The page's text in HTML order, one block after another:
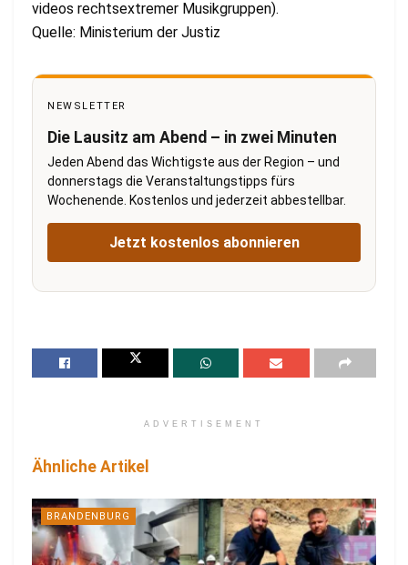
videos rechtsextremer Musikgruppen).
Quelle: Ministerium der Justiz
NEWSLETTER
Die Lausitz am Abend – in zwei Minuten
Jeden Abend das Wichtigste aus der Region – und
donnerstags die Veranstaltungstipps fürs
Wochenende. Kostenlos und jederzeit abbestellbar.
Jetzt kostenlos abonnieren
ADVERTISEMENT
Ähnliche Artikel
BRANDENBURG